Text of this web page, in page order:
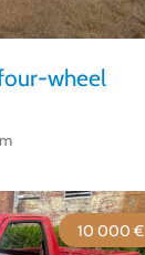
wheel
10 000 €